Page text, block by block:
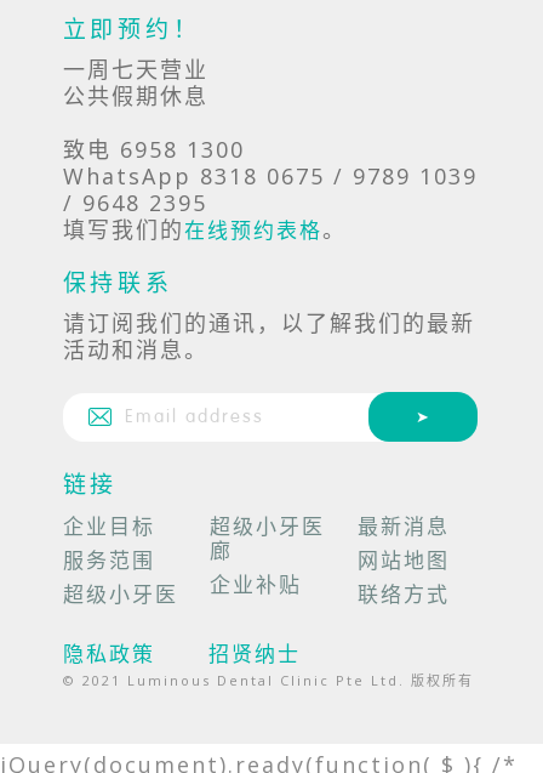
立即预约！
一周七天营业
公共假期休息
致电 6958 1300
WhatsApp 8318 0675 / 9789 1039
/ 9648 2395
填写我们的在线预约表格。
保持联系
请订阅我们的通讯，以了解我们的最新
活动和消息。
链接
企业目标
服务范围
超级小牙医
超级小牙医
廊
企业补贴
最新消息
网站地图
联络方式
隐私政策 招贤纳士
© 2021 Luminous Dental Clinic Pte Ltd. 版权所有
jQuery(document).ready(function( $ ){ /*